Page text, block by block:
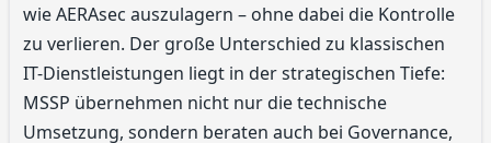
wie AERAsec auszulagern – ohne dabei die Kontrolle
zu verlieren. Der große Unterschied zu klassischen
IT-Dienstleistungen liegt in der strategischen Tiefe:
MSSP übernehmen nicht nur die technische
Umsetzung, sondern beraten auch bei Governance,